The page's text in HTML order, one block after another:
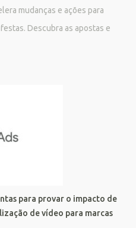
mudanças e ações para
Descubra as apostas e
para provar o impacto de
de vídeo para marcas